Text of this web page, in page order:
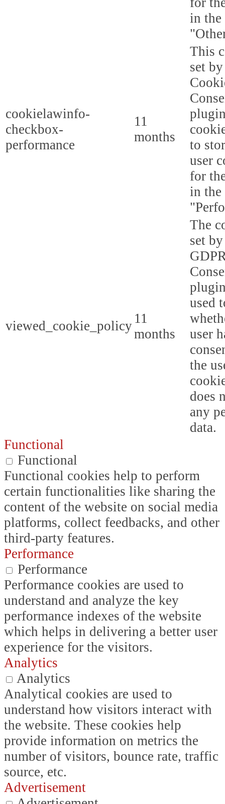
in the
cookielawinfo-
checkbox-
performance
11
months
This
set
to
user
for
in the
viewed_cookie_policy 11
months
The
set
used
user
the
does
any
data.
Functional
Functional
Functional cookies help to perform
certain functionalities like sharing the
content of the website on social media
platforms, collect feedbacks, and other
third-party features.
Performance
Performance
Performance cookies are used to
understand and analyze the key
performance indexes of the website
which helps in delivering a better user
experience for the visitors.
Analytics
Analytics
Analytical cookies are used to
understand how visitors interact with
the website. These cookies help
provide information on metrics the
number of visitors, bounce rate, traffic
source, etc.
Advertisement